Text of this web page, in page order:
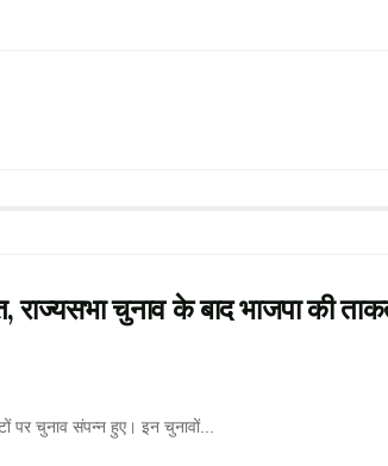
चुनाव के बाद भाजपा की
चुनाव संपन्न हुए। इन चुनावों...